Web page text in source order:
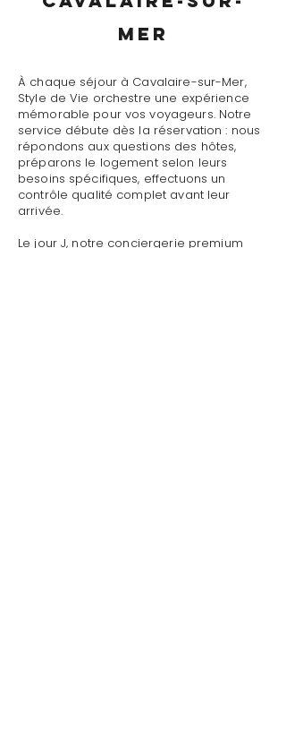
Mer
À chaque séjour à Cavalaire-sur-Mer,
Style de Vie orchestre une expérience
mémorable pour vos voyageurs. Notre
service débute dès la réservation : nous
répondons aux questions des hôtes,
préparons le logement selon leurs
besoins spécifiques, effectuons un
contrôle qualité complet avant leur
arrivée.
Le jour J, notre conciergerie premium